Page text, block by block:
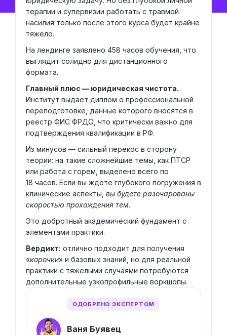
терапии и супервизии работать с травмой
насилия только после этого курса будет крайне
тяжело.
На лендинге заявлено 458 часов обучения, что
выглядит солидно для дистанционного
формата.
Главный плюс — юридическая чистота.
Институт выдает диплом о профессиональной
переподготовке, данные которого вносятся в
реестр ФИС ФРДО, что критически важно для
подтверждения квалификации в РФ.
Из минусов — сильный перекос в сторону
теории: на такие сложнейшие темы, как ПТСР
или работа с горем, выделено всего по
18 часов. Если вы ждете глубокого погружения в
клинические аспекты, вы будете разочарованы
скоростью прохождения тем.
Это добротный академический фундамент с
элементами практики.
Вердикт: отлично подходит для получения
«корочки» и базовых знаний, но для реальной
практики с тяжелыми случаями потребуются
дополнительные узкопрофильные воркшопы.
ОДОБРЕНО ЭКСПЕРТОМ
Ваня Буявец